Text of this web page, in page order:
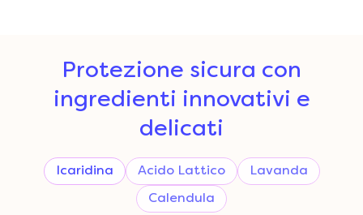
Protezione sicura con
ingredienti innovativi e
delicati
Icaridina Acido Lattico Lavanda
Calendula